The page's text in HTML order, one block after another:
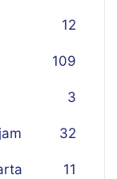
12
109
3
32
11